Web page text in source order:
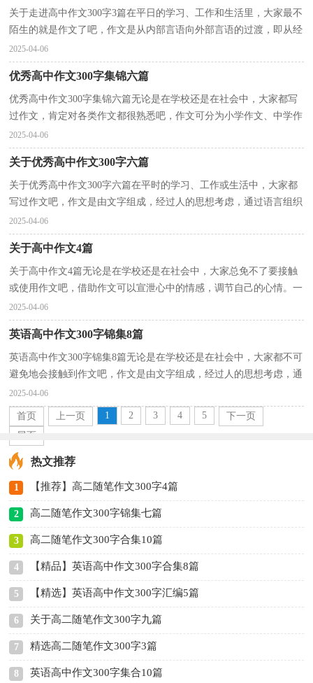
关于走进高中作文300字3篇在平日的学习、工作和生活里，大家最不
陌生的就是作文了吧，作文是从内部言语向外部言语的过渡，即从经
过压缩的简要的、自己能明白的语言，向开展的、具有...
2025-04-06
优秀高中作文300字集锦六篇
优秀高中作文300字集锦六篇无论是在学校还是在社会中，大家都写
过作文，肯定对各类作文都很熟悉吧，作文可分为小学作文、中学作
文、大学作文（论文）。那么问题来了，到底应如何写一篇...
2025-04-06
关于优秀高中作文300字六篇
关于优秀高中作文300字六篇在平时的学习、工作或生活中，大家都
写过作文吧，作文是由文字组成，经过人的思想考虑，通过语言组织
来表达一个主题意义的文体。你所见过的作文是什么样...
2025-04-06
关于高中作文4篇
关于高中作文4篇无论是在学校还是在社会中，大家总免不了要接触
或使用作文吧，借助作文可以宣泄心中的情感，调节自己的心情。一
篇什么样的作文才能称之为优秀作文呢？下面是小编帮...
2025-04-06
英语高中作文300字锦集8篇
英语高中作文300字锦集8篇无论是在学校还是在社会中，大家都不可
避免地会接触到作文吧，作文是由文字组成，经过人的思想考虑，通
过语言组织来表达一个主题意义的`文体。怎么写作文...
2025-04-06
首页 上一页 1 2 3 4 5
下一页
尾页
热文推荐
1 【推荐】高二随笔作文300字4篇
2 高二随笔作文300字锦集七篇
3 高二随笔作文300字合集10篇
4 【精品】英语高中作文300字合集8篇
5 【精选】英语高中作文300字汇编5篇
6 关于高二随笔作文300字九篇
7 精选高二随笔作文300字3篇
8 英语高中作文300字集合10篇